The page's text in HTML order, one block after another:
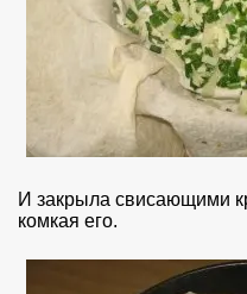
И закрыла свисающими
комкая его.